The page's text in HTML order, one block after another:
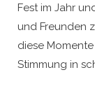
Fest im Jahr
und Freunden
diese
Stimmung in